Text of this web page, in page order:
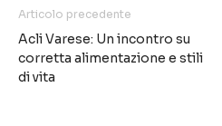
Articolo precedente
Acli Varese: Un incontro su
corretta alimentazione e stili
di vita